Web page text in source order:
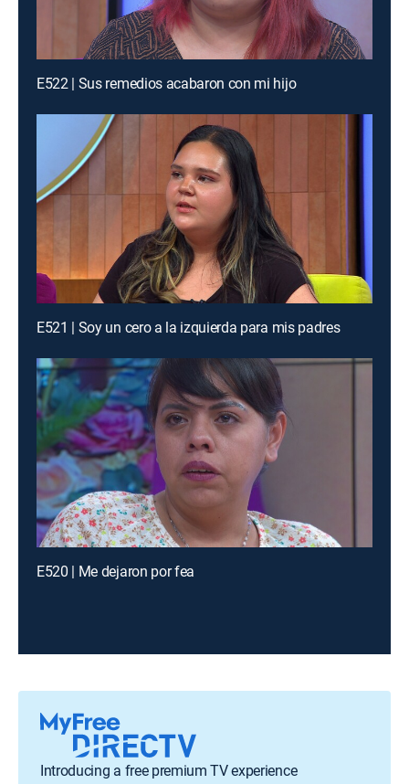
E522 | Sus remedios acabaron con mi hijo
E521 | Soy un cero a la izquierda para mis padres
E520 | Me dejaron por fea
Introducing a free premium TV experience